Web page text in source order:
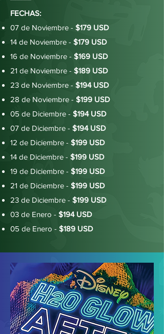
FECHAS:
07 de Noviembre - $179 USD
14 de Noviembre - $179 USD
16 de Noviembre - $169 USD
21 de Noviembre - $189 USD
23 de Noviembre - $194 USD
28 de Noviembre - $199 USD
05 de Diciembre - $194 USD
07 de Diciembre - $194 USD
12 de Diciembre - $199 USD
14 de Diciembre - $199 USD
19 de Diciembre - $199 USD
21 de Diciembre - $199 USD
23 de Diciembre - $199 USD
03 de Enero - $194 USD
05 de Enero - $189 USD